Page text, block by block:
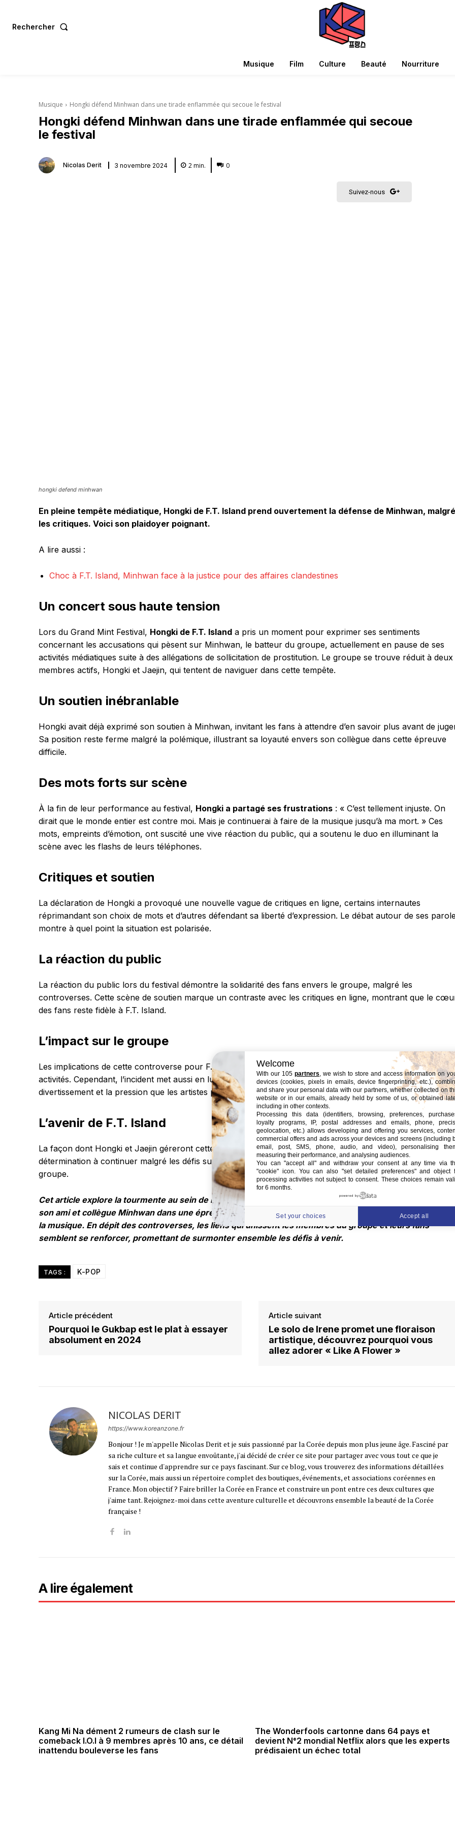
Rechercher
Musique Film Culture Beauté Nourriture
Musique Hongki défend Minhwan dans une tirade enflammée qui secoue le festival
Hongki défend Minhwan dans une tirade enflammée qui secoue
le festival
Nicolas Derit 3 novembre 2024 2 min. 0
Suivez-nous
hongki defend minhwan
En pleine tempête médiatique, Hongki de F.T. Island prend ouvertement la défense de Minhwan, malgré
les critiques. Voici son plaidoyer poignant.
A lire aussi :
Choc à F.T. Island, Minhwan face à la justice pour des affaires clandestines
Un concert sous haute tension
Lors du Grand Mint Festival, Hongki de F.T. Island a pris un moment pour exprimer ses sentiments
concernant les accusations qui pèsent sur Minhwan, le batteur du groupe, actuellement en pause de ses
activités médiatiques suite à des allégations de sollicitation de prostitution. Le groupe se trouve réduit à deux
membres actifs, Hongki et Jaejin, qui tentent de naviguer dans cette tempête.
Un soutien inébranlable
Hongki avait déjà exprimé son soutien à Minhwan, invitant les fans à attendre d’en savoir plus avant de
Sa position reste ferme malgré la polémique, illustrant sa loyauté envers son collègue dans cette épreuve
difficile.
Des mots forts sur scène
À la fin de leur performance au festival, Hongki a partagé ses frustrations : « C’est tellement injuste. On
dirait que le monde entier est contre moi. Mais je continuerai à faire de la musique jusqu’à ma mort. » Ces
mots, empreints d’émotion, ont suscité une vive réaction du public, qui a soutenu le duo en illuminant la
scène avec les flashs de leurs téléphones.
Critiques et soutien
La déclaration de Hongki a provoqué une nouvelle vague de critiques en ligne, certains internautes
réprimandant son choix de mots et d’autres défendant sa liberté d’expression. Le débat autour de ses
montre à quel point la situation est polarisée.
La réaction du public
La réaction du public lors du festival démontre la solidarité des fans envers le groupe, malgré les
controverses. Cette scène de soutien marque un contraste avec les critiques en ligne, montrant que le
des fans reste fidèle à F.T. Island.
L’impact sur le groupe
Les implications de cette controverse pour F.T. Island sont profondes, affectant leur image publique et leurs
activités. Cependant, l’incident met aussi en lumière la complexité des relations au sein de l’industrie du
divertissement et la pression que les artistes peuvent ressentir.
L’avenir de F.T. Island
La façon dont Hongki et Jaejin géreront cette crise pourrait redéfinir la trajectoire future de F.T. Island. Leur
détermination à continuer malgré les défis suggère un chapitre nouveau et peut-être plus autonome pour
groupe.
Cet article explore la tourmente au sein de F.T. Island à travers les yeux de Hongki, confronté à défendre
son ami et collègue Minhwan dans une épreuve qui divise non seulement le public mais aussi la scène de
la musique. En dépit des controverses, les liens qui unissent les membres du groupe et leurs fans
semblent se renforcer, promettant de surmonter ensemble les défis à venir.
TAGS : K-POP
Article précédent
Pourquoi le Gukbap est le plat à essayer
absolument en 2024
Article suivant
Le solo de Irene promet une floraison
artistique, découvrez pourquoi vous
allez adorer « Like A Flower »
NICOLAS DERIT
https://www.koreanzone.fr
Bonjour ! Je m'appelle Nicolas Derit et je suis passionné par la Corée depuis mon plus jeune âge. Fasciné par
sa riche culture et sa langue envoûtante, j'ai décidé de créer ce site pour partager avec vous tout ce que je
sais et continue d'apprendre sur ce pays fascinant. Sur ce blog, vous trouverez des informations détaillées
sur la Corée, mais aussi un répertoire complet des boutiques, événements, et associations coréennes en
France. Mon objectif ? Faire briller la Corée en France et construire un pont entre ces deux cultures que
j'aime tant. Rejoignez-moi dans cette aventure culturelle et découvrons ensemble la beauté de la Corée
française !
A lire également
Kang Mi Na dément 2 rumeurs de clash sur le
comeback I.O.I à 9 membres après 10 ans, ce détail
inattendu bouleverse les fans
The Wonderfools cartonne dans 64 pays et
devient N°2 mondial Netflix alors que les experts
prédisaient un échec total
Welcome
With our 105 partners, we wish to store and access information on
devices (cookies, pixels in emails, device fingerprinting, etc.),
and share your personal data with our partners, whether collected on
website or in our emails, already held by some of us, or obtained
including in other contexts.
Processing this data (identifiers, browsing, preferences,
loyalty programs, IP, postal addresses and emails, phone,
geolocation, etc.) allows developing and offering you services,
commercial offers and ads across your devices and screens (including
email, post, SMS, phone, audio, and video), personalising
measuring their performance, and analysing audiences.
You can "accept all" and withdraw your consent at any time via
"cookie" icon. You can also "set detailed preferences" and object
processing activities not subject to consent. These choices remain
for 6 months.
powered by
Set your choices Accept all